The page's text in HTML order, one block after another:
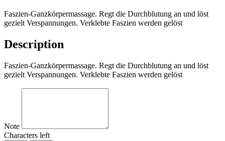
Faszien-Ganzkörpermassage. Regt die Durchblutung an und löst
gezielt Verspannungen. Verklebte Faszien werden gelöst
Description
Faszien-Ganzkörpermassage. Regt die Durchblutung an und löst
gezielt Verspannungen. Verklebte Faszien werden gelöst
Note
Characters left